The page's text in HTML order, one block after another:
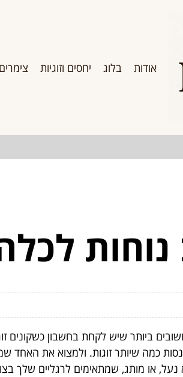
אודות בלוג יחסים וזוגיות
ביותר שיש לקחת בחשבון כשקונים
כמה שיותר זוגות. ולמצוא את האחד
נעל, או מותג, שמתאימים לרגליים